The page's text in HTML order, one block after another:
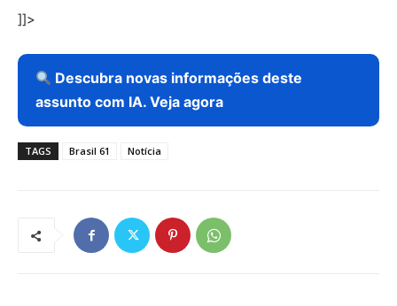
]]>
Descubra novas informações deste
assunto com IA. Veja agora
TAGS Brasil 61 Notícia